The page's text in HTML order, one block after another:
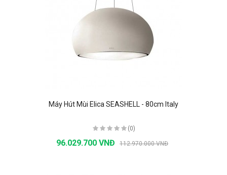
Máy Hút Mùi Elica SEASHELL - 80cm Italy
(0)
96.029.700 VNĐ 112.970.000 VNĐ